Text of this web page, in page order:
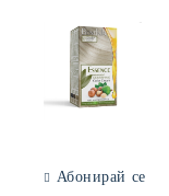
Абонирай се